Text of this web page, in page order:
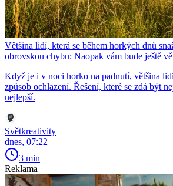
Většina lidí, která se během horkých dnů
obrovskou chybu: Naopak vám bude ještě
Když je i v noci horko na padnutí, většina
způsob ochlazení. Řešení, které se zdá být
nejlepší.
Světkreativity
dnes, 07:22
3 min
Reklama